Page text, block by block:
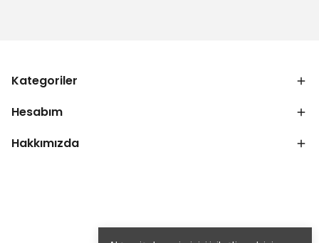
Kategoriler
Hesabım
Hakkımızda